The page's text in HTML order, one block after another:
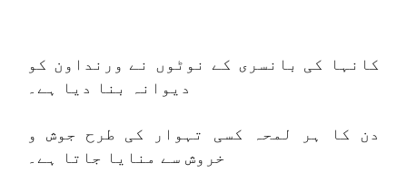
کانہا کی بانسری کے نوٹوں نے ورنداون کو
دیوانہ بنا دیا ہے۔
دن کا ہر لمحہ کسی تہوار کی طرح جوش و
خروش سے منایا جاتا ہے۔